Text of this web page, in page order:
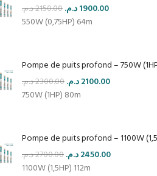
2150.00د.م. 1900.00د.م.
550W (0,75HP) 64m
Pompe de puits profond – 750W
2300.00د.م. 2100.00د.م.
750W (1HP) 80m
Pompe de puits profond – 1100W
2700.00د.م. 2450.00د.م.
1100W (1,5HP) 112m